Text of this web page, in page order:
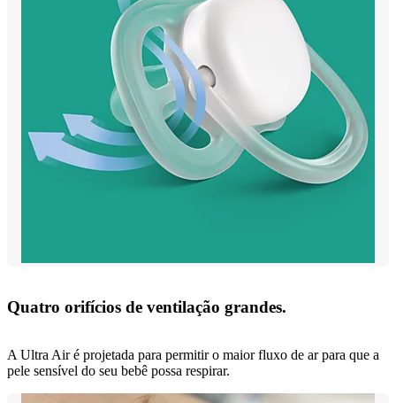
Quatro orifícios de ventilação grandes.
A Ultra Air é projetada para permitir o maior fluxo de ar para que a
pele sensível do seu bebê possa respirar.